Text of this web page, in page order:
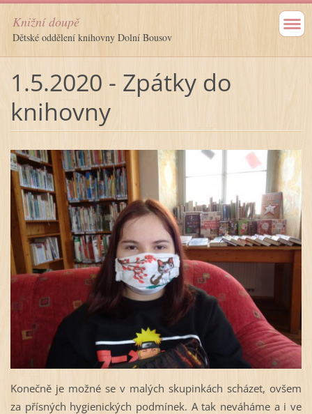
Knižní doupě
Dětské oddělení knihovny Dolní Bousov
1.5.2020 - Zpátky do
knihovny
Konečně je možné se v malých skupinkách scházet, ovšem
za přísných hygienických podmínek. A tak neváháme a i ve